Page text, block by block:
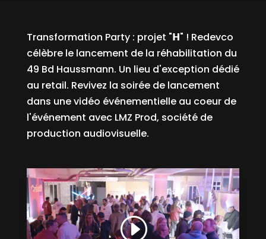
Transformation Party : projet "𝗛" ! Redevco
célèbre le lancement de la réhabilitation du
49 Bd Haussmann. Un lieu d'exception dédié
au retail. Revivez la soirée de lancement
dans une vidéo événementielle au coeur de
l'événement avec LMZ Prod, société de
production audiovisuelle.